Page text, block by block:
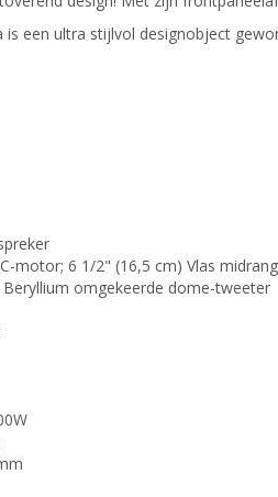
is een ultra stijlvol designobject
motor; 6 1/2" (16,5 cm) Vlas
omgekeerde dome-tweeter